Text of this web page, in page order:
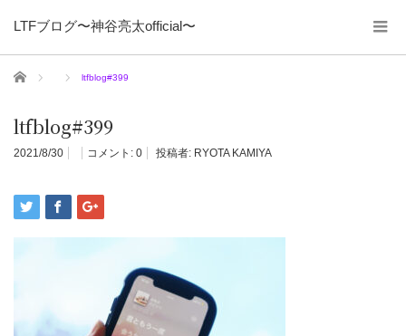
LTFブログ〜神谷亮太official〜
ホーム ltfblog#399
ltfblog#399
2021/8/30 コメント: 0 投稿者: RYOTA KAMIYA